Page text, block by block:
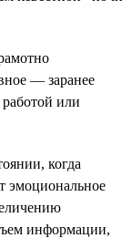
— заранее
или
когда
эмоциональное
информации,